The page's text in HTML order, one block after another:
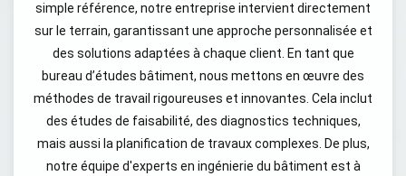
simple référence, notre entreprise intervient directement
sur le terrain, garantissant une approche personnalisée et
des solutions adaptées à chaque client. En tant que
bureau d’études bâtiment, nous mettons en œuvre des
méthodes de travail rigoureuses et innovantes. Cela inclut
des études de faisabilité, des diagnostics techniques,
mais aussi la planification de travaux complexes. De plus,
notre équipe d'experts en ingénierie du bâtiment est à